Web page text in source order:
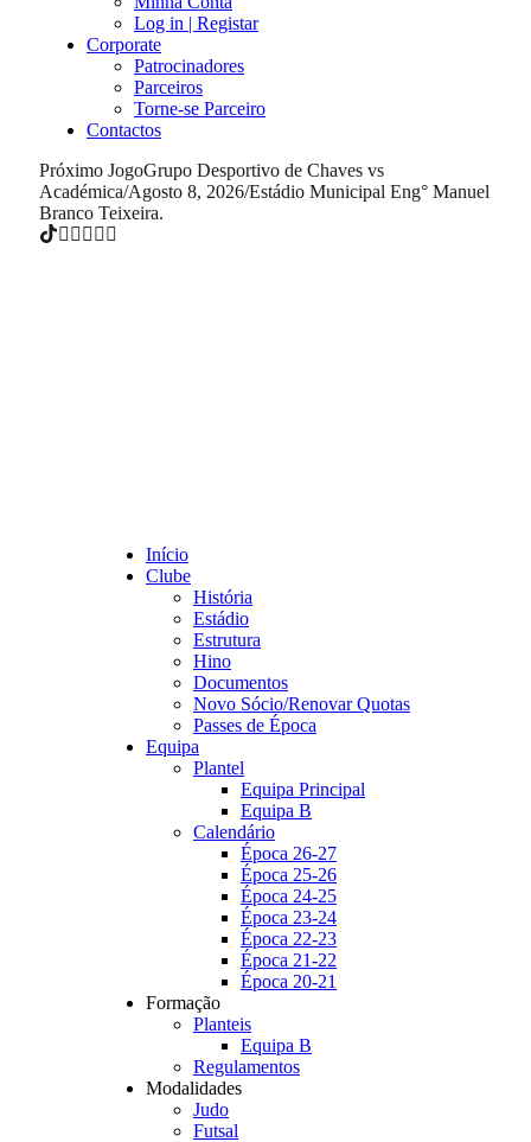
Log in | Registar
Corporate
Patrocinadores
Parceiros
Torne-se Parceiro
Contactos
Próximo JogoGrupo Desportivo de Chaves vs
Académica/Agosto 8, 2026/Estádio Municipal Eng° Manuel
Branco Teixeira.
Início
Clube
História
Estádio
Estrutura
Hino
Documentos
Novo Sócio/Renovar Quotas
Passes de Época
Equipa
Plantel
Equipa Principal
Equipa B
Calendário
Época 26-27
Época 25-26
Época 24-25
Época 23-24
Época 22-23
Época 21-22
Época 20-21
Formação
Planteis
Equipa B
Regulamentos
Modalidades
Judo
Futsal